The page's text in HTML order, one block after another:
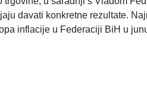
davati konkretne rezultate.
inflacije u Federaciji BiH u